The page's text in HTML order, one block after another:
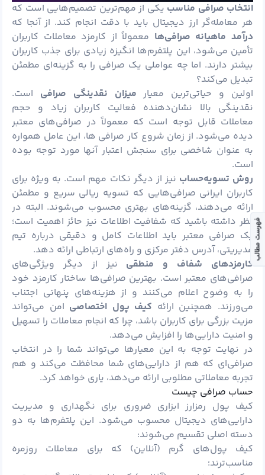
انتخاب صرافی مناسب یکی از مهم‌ترین تصمیم‌هایی است که
هر معامله‌گر ارز دیجیتال باید با دقت انجام کند. از آنجا که
درآمد ماهیانه صرافی‌ها معمولاً از کارمزد معاملات کاربران
تأمین می‌شود، این پلتفرم‌ها انگیزه زیادی برای جذب کاربران
بیشتر دارند. اما چه عواملی یک صرافی را به گزینه‌ای مطمئن
تبدیل می‌کند؟
اولین و حیاتی‌ترین معیار میزان نقدینگی صرافی است.
نقدینگی بالا نشان‌دهنده فعالیت کاربران زیاد و حجم
معاملات قابل توجه است که معمولاً در صرافی‌های معتبر
دیده می‌شود. از زمان شروع کار صرافی ها، این عامل همواره
به عنوان شاخصی برای سنجش اعتبار آنها مورد توجه بوده
است.
روش تسویه‌حساب نیز از دیگر نکات مهم است. به ویژه برای
کاربران ایرانی صرافی‌هایی که تسویه ریالی سریع و مطمئن
ارائه می‌دهند، گزینه‌های بهتری محسوب می‌شوند. البته در
نظر داشته باشید که شفافیت اطلاعات نیز حائز اهمیت است؛
یک صرافی معتبر باید اطلاعات کامل و دقیقی درباره تیم
مدیریتی، آدرس دفتر مرکزی و راه‌های ارتباطی ارائه دهد.
کارمزدهای شفاف و منطقی نیز از دیگر ویژگی‌های
صرافی‌های معتبر است. بهترین صرافی‌ها ساختار کارمزد خود
را به وضوح اعلام می‌کنند و از هزینه‌های پنهانی اجتناب
می‌ورزند. همچنین ارائه کیف پول اختصاصی امن می‌تواند
مزیت بزرگی برای کاربران باشد، چرا که انجام معاملات را تسهیل
و امنیت دارایی‌ها را افزایش می‌دهد.
در نهایت توجه به این معیارها می‌تواند شما را در انتخاب
صرافی‌ای که هم از دارایی‌های شما محافظت می‌کند و هم
تجربه معاملاتی مطلوبی ارائه می‌دهد، یاری خواهد کرد.
حساب صرافی چیست
کیف پول رمزارز ابزاری ضروری برای نگهداری و مدیریت
دارایی‌های دیجیتال محسوب می‌شود. این پلتفرم‌ها به دو
دسته اصلی تقسیم می‌شوند:
کیف پول‌های گرم (آنلاین) که برای معاملات روزمره
مناسب‌ترند؛
فهرست مطالب